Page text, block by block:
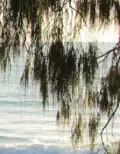
die Ergebnisse